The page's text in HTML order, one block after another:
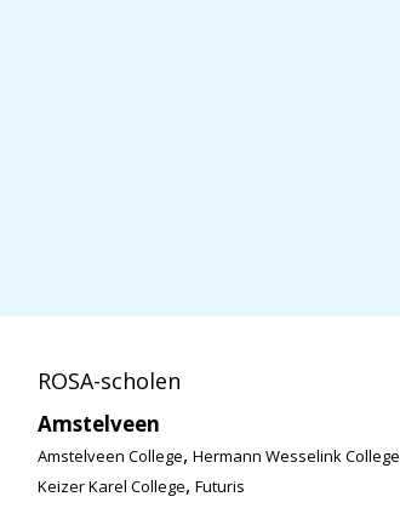
ROSA-scholen
Amstelveen
Amstelveen College, Hermann Wesselink College
Keizer Karel College, Futuris